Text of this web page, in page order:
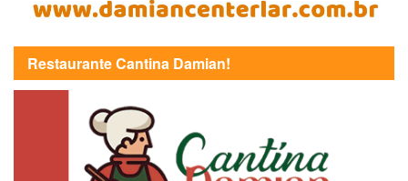
Restaurante Cantina Damian!